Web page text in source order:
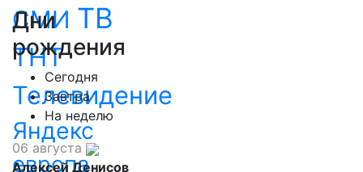
СМИ ТВ
ТНТ
Телевидение
Яндекс
европа
Дни
рождения
Сегодня
Завтра
На неделю
06 августа
Алексей Денисов